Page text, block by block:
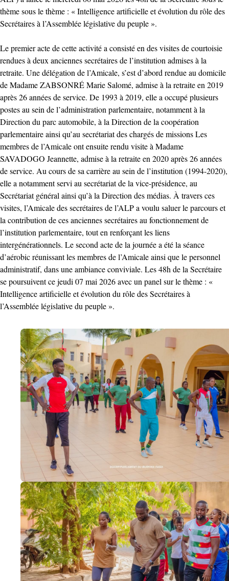
thème sous le thème : « Intelligence artificielle et évolution du rôle des
Secrétaires à l’Assemblée législative du peuple ».
Le premier acte de cette activité a consisté en des visites de courtoisie
rendues à deux anciennes secrétaires de l’institution admises à la
retraite. Une délégation de l’Amicale, s’est d’abord rendue au domicile
de Madame ZABSONRÉ Marie Salomé, admise à la retraite en 2019
après 26 années de service. De 1993 à 2019, elle a occupé plusieurs
postes au sein de l’administration parlementaire, notamment à la
Direction du parc automobile, à la Direction de la coopération
parlementaire ainsi qu’au secrétariat des chargés de missions Les
membres de l’Amicale ont ensuite rendu visite à Madame
SAVADOGO Jeannette, admise à la retraite en 2020 après 26 années
de service. Au cours de sa carrière au sein de l’institution (1994-2020),
elle a notamment servi au secrétariat de la vice-présidence, au
Secrétariat général ainsi qu’à la Direction des médias. À travers ces
visites, l’Amicale des secrétaires de l’ALP a voulu saluer le parcours et
la contribution de ces anciennes secrétaires au fonctionnement de
l’institution parlementaire, tout en renforçant les liens
intergénérationnels. Le second acte de la journée a été la séance
d’aérobic réunissant les membres de l’Amicale ainsi que le personnel
administratif, dans une ambiance conviviale. Les 48h de la Secrétaire
se poursuivent ce jeudi 07 mai 2026 avec un panel sur le thème : «
Intelligence artificielle et évolution du rôle des Secrétaires à
l’Assemblée législative du peuple ».